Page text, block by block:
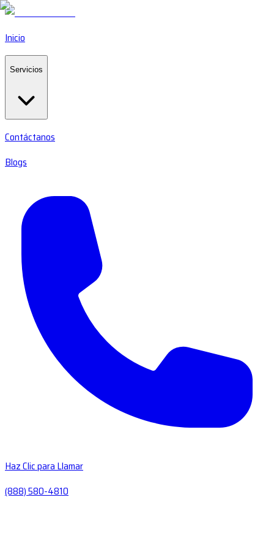
Inicio
Servicios
Contáctanos
Blogs
Haz Clic para Llamar
(888) 580-4810